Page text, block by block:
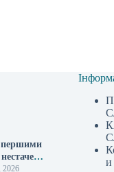
першими
2026
и